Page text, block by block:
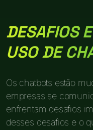
DESAFIOS
USO DE
Os chatbots estão
empresas se
enfrentam desafios
desses desafios e o